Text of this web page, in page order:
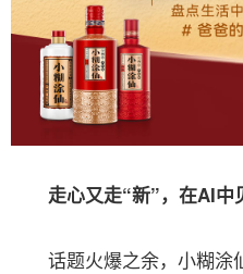
走心又走“新”，在AI中
话题火爆之余，小糊涂